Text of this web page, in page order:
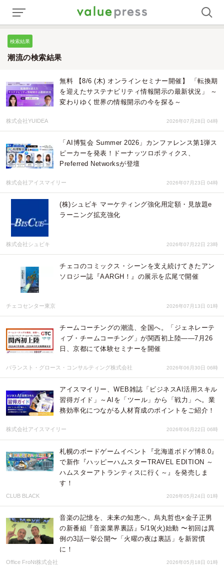
検索結果
潮流の検索結果
無料 【8/6 (木) オンラインセミナー開催】 「転換期
を迎えたサステナビリティ情報開示の最新状況」 ～
変わりゆく世界の情報開示の今を探る～
株式会社YUIDEA 2026年07月28日 04時
「AI博覧会 Summer 2026」カンファレンス第1弾ス
ピーカーを発表！ドーナッツロボティクス、
Preferred Networksが登壇
株式会社アイスマイリー 2026年07月23日 04時
(株)シュビキ マーケティング強化用定額・見放題e
ラーニング拡充強化
株式会社シュビキ 2026年07月22日 23時
チェコのコミックス・シーンを支え続けてきたアン
ソロジー誌『AARGH！』の展示を広尾で開催
チェコセンター東京 2026年07月13日 01時
チームコーチングの潮流、全国へ。「ジェネレーテ
ィブ・チームコーチング」が関西初上陸——7月26
日、京都にて体験セミナーを開催
バランスト・グロース・コンサルティング株式会社 2026年06月30日 06時
アイスマイリー、WEB雑誌「ビジネスAI活用スキル
習得ガイド」～AIを「ツール」から「戦力」へ。業
務効率化につながる人材育成のポイントをご紹介！
株式会社アイスマイリー 2026年06月22日 06時
札幌のボードゲームイベント『北海道ボドゲ博8.0』
で新作『ハッピーハムスターTRAVEL EDITION ～
ハムスターアトランティスに行く～』を発売しま
す！
CLUB BLACK 2026年05月24日 01時
音楽の記憶を、未来の知恵へ。烏丸哲也×金子正男
の新番組『音楽業界裏話』5/19(火)始動 〜初回は異
例の3話一挙公開〜「火曜の夜は裏話」を新習慣
に！
Office FroNt株式会社 2026年05月18日 01時